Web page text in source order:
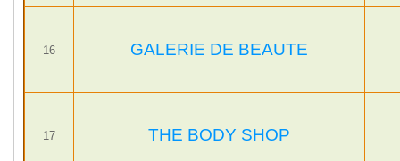
16 GALERIE DE BEAUTE
17 THE BODY SHOP